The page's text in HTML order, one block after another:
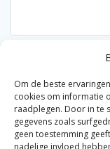
Om de beste
cookies om informatie
raadplegen. Door in te
gegevens zoals
geen toestemming
nadelige invloed
© 2026 Van